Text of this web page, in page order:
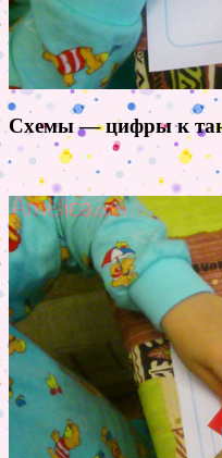
Схемы — цифры к